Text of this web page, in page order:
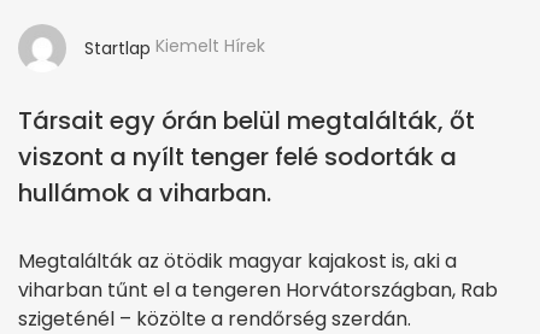
Startlap Kiemelt Hírek
Társait egy órán belül megtalálták, őt
viszont a nyílt tenger felé sodorták a
hullámok a viharban.
Megtalálták az ötödik magyar kajakost is, aki a
viharban tűnt el a tengeren Horvátországban, Rab
szigeténél – közölte a rendőrség szerdán.